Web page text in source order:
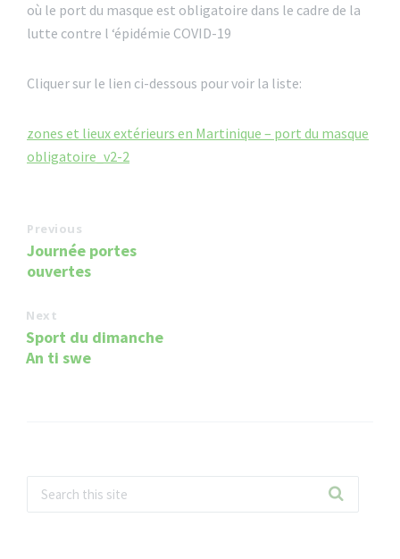
où le port du masque est obligatoire dans le cadre de la
lutte contre l ‘épidémie COVID-19
Cliquer sur le lien ci-dessous pour voir la liste:
zones et lieux extérieurs en Martinique – port du masque
obligatoire_v2-2
Previous
Journée portes
ouvertes
Next
Sport du dimanche
An ti swe